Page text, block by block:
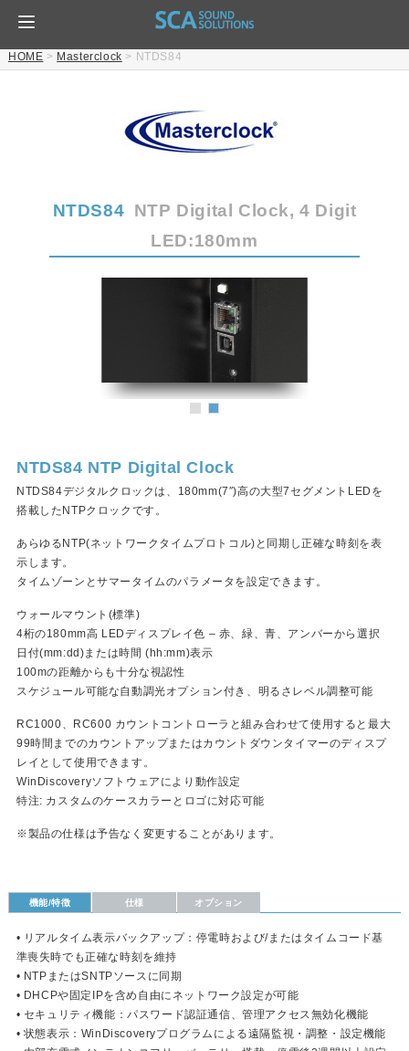
HOME > Masterclock > NTDS84
NTDS84 NTP Digital Clock, 4 Digit
LED:180mm
NTDS84 NTP Digital Clock
NTDS84デジタルクロックは、180mm(7″)高の大型7セグメントLEDを
搭載したNTPクロックです。
あらゆるNTP(ネットワークタイムプロトコル)と同期し正確な時刻を表
示します。
タイムゾーンとサマータイムのパラメータを設定できます。
ウォールマウント(標準)
4桁の180mm高 LEDディスプレイ色 – 赤、緑、青、アンバーから選択
日付(mm:dd)または時間 (hh:mm)表示
100mの距離からも十分な視認性
スケジュール可能な自動調光オプション付き、明るさレベル調整可能
RC1000、RC600 カウントコントローラと組み合わせて使用すると最大
99時間までのカウントアップまたはカウントダウンタイマーのディスプ
レイとして使用できます。
WinDiscoveryソフトウェアにより動作設定
特注: カスタムのケースカラーとロゴに対応可能
※製品の仕様は予告なく変更することがあります。
機能/特徴 仕様 オプション
• リアルタイム表示バックアップ：停電時および/またはタイムコード基
準喪失時でも正確な時刻を維持
• NTPまたはSNTPソースに同期
• DHCPや固定IPを含め自由にネットワーク設定が可能
• セキュリティ機能：パスワード認証通信、管理アクセス無効化機能
• 状態表示：WinDiscoveryプログラムによる遠隔監視・調整・設定機能